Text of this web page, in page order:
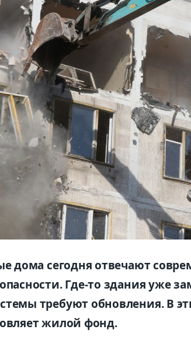
дома сегодня отвечают
Где-то здания уже
требуют обновления. В
жилой фонд.